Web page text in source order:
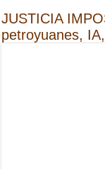
JUSTICIA
petroyuanes,